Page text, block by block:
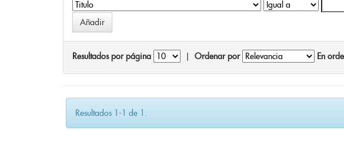
Resultados por página Ordenar por En
Resultados 1-1 de 1.